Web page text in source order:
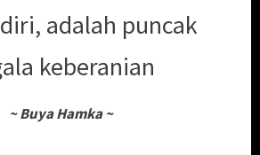
adalah puncak
keberanian
~ Buya Hamka ~